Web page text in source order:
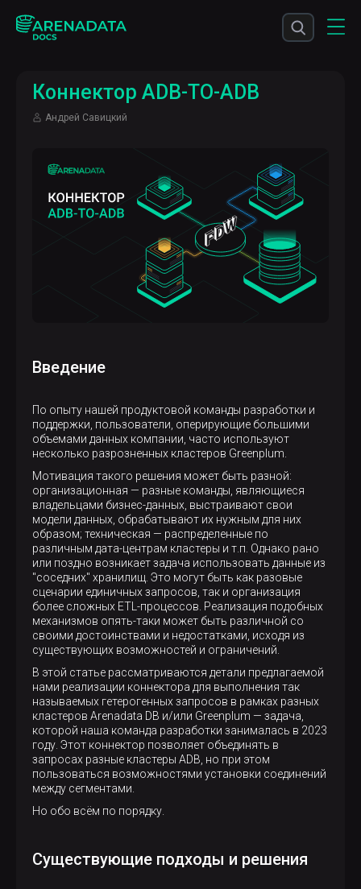
Коннектор ADB-TO-ADB
Андрей Савицкий
Введение
По опыту нашей продуктовой команды разработки и
поддержки, пользователи, оперирующие большими
объемами данных компании, часто используют
несколько разрозненных кластеров Greenplum.
Мотивация такого решения может быть разной:
организационная — разные команды, являющиеся
владельцами бизнес-данных, выстраивают свои
модели данных, обрабатывают их нужным для них
образом; техническая — распределенные по
различным дата-центрам кластеры и т.п. Однако рано
или поздно возникает задача использовать данные из
"соседних" хранилищ. Это могут быть как разовые
сценарии единичных запросов, так и организация
более сложных ETL-процессов. Реализация подобных
механизмов опять-таки может быть различной со
своими достоинствами и недостатками, исходя из
существующих возможностей и ограничений.
В этой статье рассматриваются детали предлагаемой
нами реализации коннектора для выполнения так
называемых гетерогенных запросов в рамках разных
кластеров Arenadata DB и/или Greenplum — задача,
которой наша команда разработки занималась в 2023
году. Этот коннектор позволяет объединять в
запросах разные кластеры ADB, но при этом
пользоваться возможностями установки соединений
между сегментами.
Но обо всём по порядку.
Существующие подходы и решения